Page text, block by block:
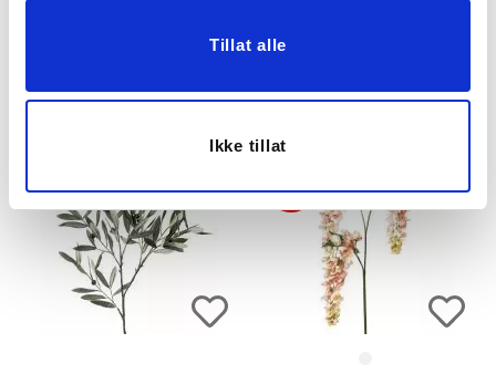
Tillat alle
Ikke tillat
KJØP KJØP
70%